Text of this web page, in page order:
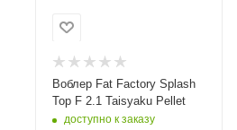
Длина приманки, мм
Вес приманки, гр
2.1
Плавучесть
Воблер Fat Factory Splash
Top F 2.1 Taisyaku Pellet
доступно к заказу